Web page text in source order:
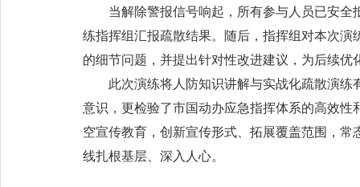
当解除警报信号响起，所有参与人员已安
练指挥组汇报疏散结果。随后，指挥组对本次
的细节问题，并提出针对性改进建议，为后续
此次演练将人防知识讲解与实战化疏散演
意识，更检验了市国动办应急指挥体系的高效
空宣传教育，创新宣传形式、拓展覆盖范围，
线扎根基层、深入人心。